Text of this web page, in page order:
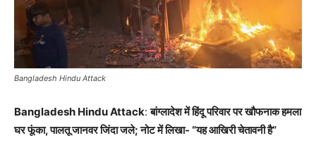
Bangladesh Hindu Attack
Bangladesh Hindu Attack:बांग्लादेश में हिंदू परिवार पर खौफनाक हमला
घर फूंका, पालतू जानवर जिंदा जले; नोट में लिखा- “यह आखिरी चेतावनी है”